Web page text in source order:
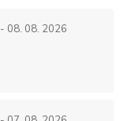
- 08. 08. 2026